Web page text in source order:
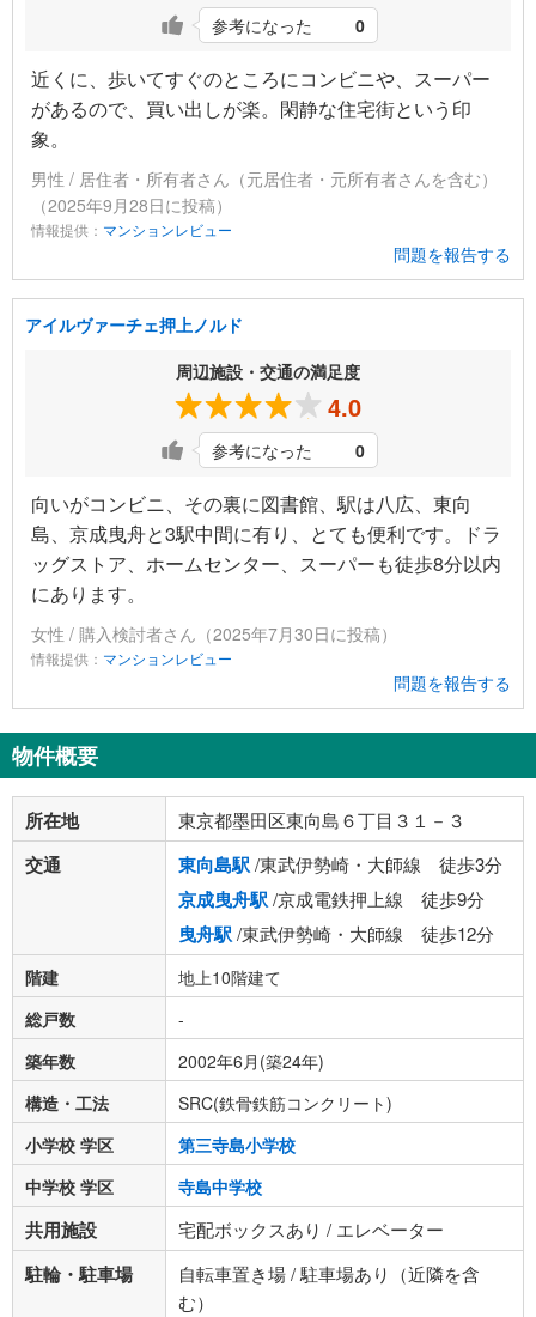
参考になった 0
近くに、歩いてすぐのところにコンビニや、スーパー
があるので、買い出しが楽。閑静な住宅街という印
象。
男性 / 居住者・所有者さん（元居住者・元所有者さんを含む）
（2025年9月28日に投稿）
情報提供： マンションレビュー
問題を報告する
アイルヴァーチェ押上ノルド
周辺施設・交通の満足度
4.0
参考になった 0
向いがコンビニ、その裏に図書館、駅は八広、東向
島、京成曳舟と3駅中間に有り、とても便利です。ドラ
ッグストア、ホームセンター、スーパーも徒歩8分以内
にあります。
女性 / 購入検討者さん（2025年7月30日に投稿）
情報提供： マンションレビュー
問題を報告する
物件概要
所在地 東京都墨田区東向島６丁目３１－３
交通 東向島駅/東武伊勢崎・大師線 徒歩3分
京成曳舟駅/京成電鉄押上線 徒歩9分
曳舟駅/東武伊勢崎・大師線 徒歩12分
階建
地上10階建て
総戸数
-
築年数
2002年6月(築24年)
構造・工法
SRC(鉄骨鉄筋コンクリート)
小学校 学区
第三寺島小学校
中学校 学区
寺島中学校
共用施設 宅配ボックスあり / エレベーター
駐輪・駐車場
自転車置き場 / 駐車場あり（近隣を含
む）